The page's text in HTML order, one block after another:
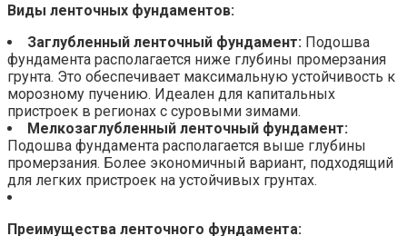
Виды ленточных фундаментов:
Заглубленный ленточный фундамент: Подошва
фундамента располагается ниже глубины промерзания
грунта. Это обеспечивает максимальную устойчивость к
морозному пучению. Идеален для капитальных
пристроек в регионах с суровыми зимами.
Мелкозаглубленный ленточный фундамент:
Подошва фундамента располагается выше глубины
промерзания. Более экономичный вариант, подходящий
для легких пристроек на устойчивых грунтах.
Преимущества ленточного фундамента: